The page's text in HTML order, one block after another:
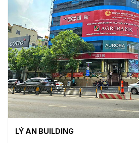
LÝ AN BUILDING